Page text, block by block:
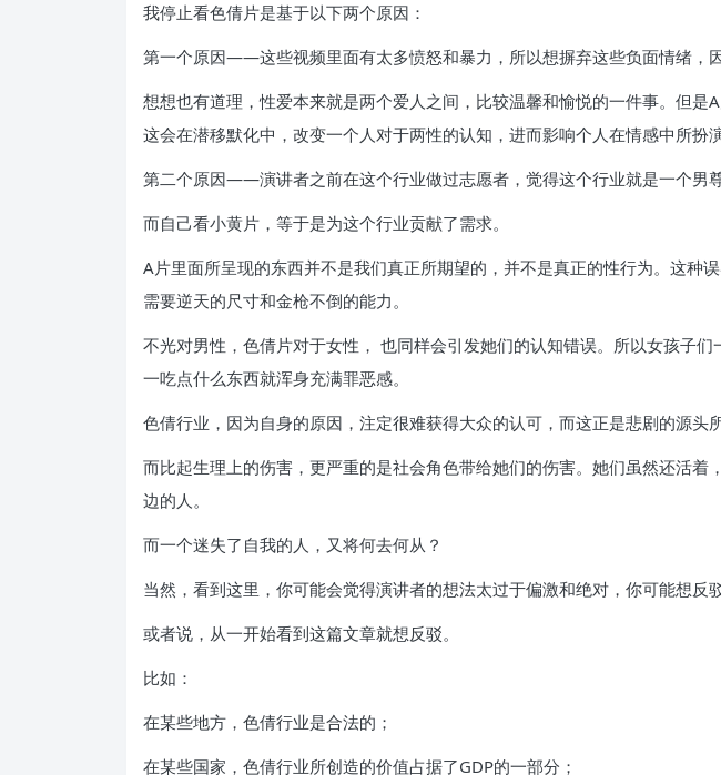
我停止看色倩片是基于以下两个原因：
第一个原因——这些视频里面有太多愤怒和暴力，所以想摒弃这些负面情绪，
想想也有道理，性爱本来就是两个爱人之间，比较温馨和愉悦的一件事。但是
这会在潜移默化中，改变一个人对于两性的认知，进而影响个人在情感中所扮演
第二个原因——演讲者之前在这个行业做过志愿者，觉得这个行业就是一个男
而自己看小黄片，等于是为这个行业贡献了需求。
A片里面所呈现的东西并不是我们真正所期望的，并不是真正的性行为。这种
需要逆天的尺寸和金枪不倒的能力。
不光对男性，色倩片对于女性， 也同样会引发她们的认知错误。所以女孩子
一吃点什么东西就浑身充满罪恶感。
色倩行业，因为自身的原因，注定很难获得大众的认可，而这正是悲剧的源
而比起生理上的伤害，更严重的是社会角色带给她们的伤害。她们虽然还活
边的人。
而一个迷失了自我的人，又将何去何从？
当然，看到这里，你可能会觉得演讲者的想法太过于偏激和绝对，你可能想反驳
或者说，从一开始看到这篇文章就想反驳。
比如：
在某些地方，色倩行业是合法的；
在某些国家，色倩行业所创造的价值占据了GDP的一部分；